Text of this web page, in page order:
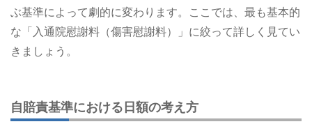
ぶ基準によって劇的に変わります。ここでは、最も基本的
な「入通院慰謝料（傷害慰謝料）」に絞って詳しく見てい
きましょう。
自賠責基準における日額の考え方